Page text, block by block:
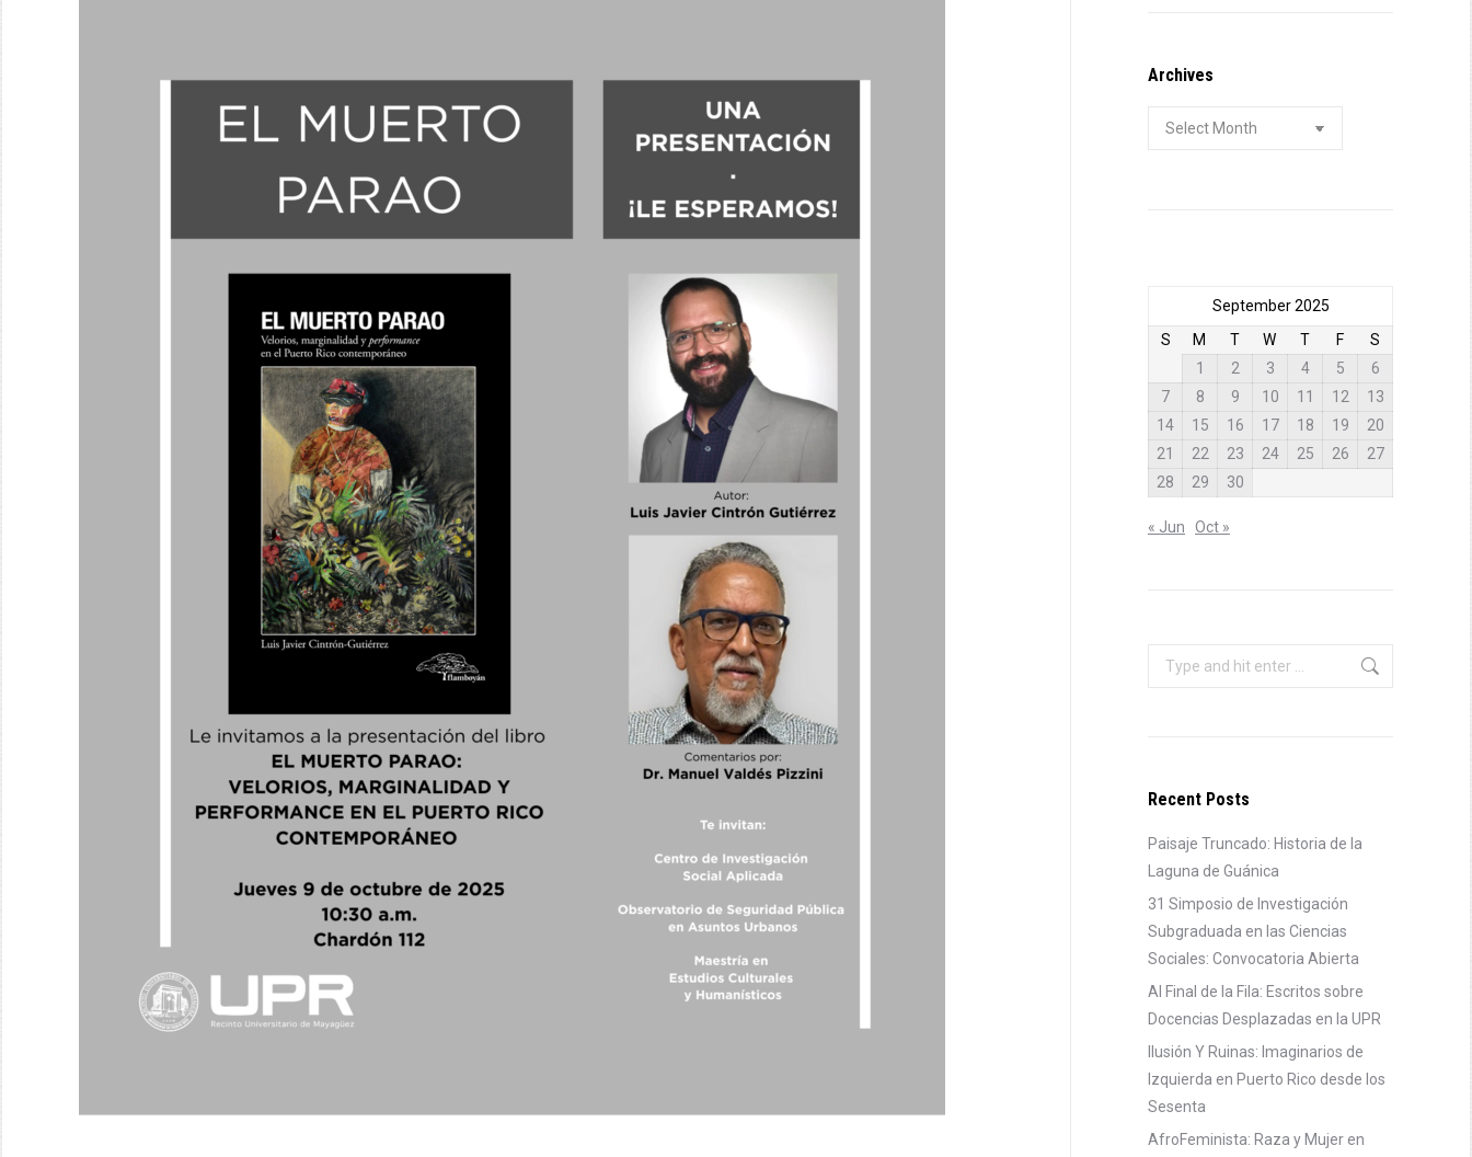
Archives
Archives
September 2025
S
M T W T F
S
1
2 3 4 5
6
7
8 9 10 11 12
13
14
15 16 17 18 19
20
21
22 23 24 25 26
27
28
29 30
« Jun Oct »
Search:
Recent Posts
Paisaje Truncado: Historia de la
Laguna de Guánica
31 Simposio de Investigación
Subgraduada en las Ciencias
Sociales: Convocatoria Abierta
Al Final de la Fila: Escritos sobre
Docencias Desplazadas en la UPR
Ilusión Y Ruinas: Imaginarios de
Izquierda en Puerto Rico desde los
Sesenta
AfroFeminista: Raza y Mujer en